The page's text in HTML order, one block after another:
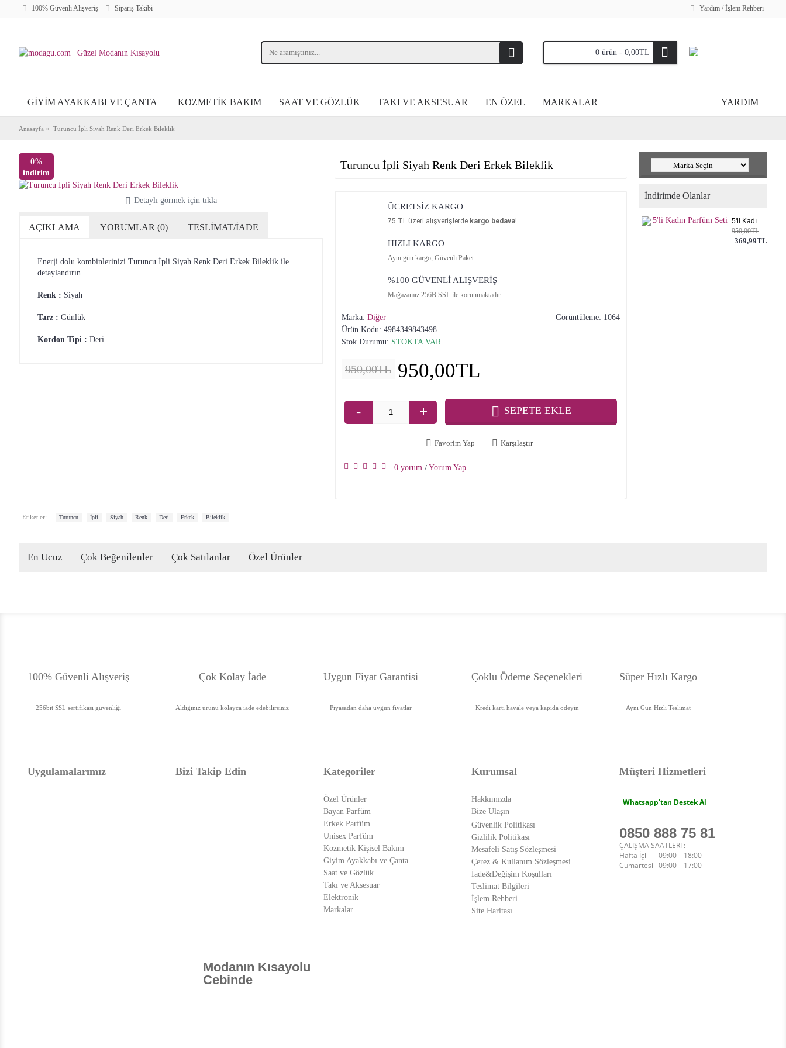
100% Güvenli Alışveriş Sipariş Takibi Yardım / İşlem Rehberi
0 ürün - 0,00TL
GİYİM AYAKKABI VE ÇANTA KOZMETİK BAKIM SAAT VE GÖZLÜK TAKI VE AKSESUAR EN ÖZEL MARKALAR YARDIM
Anasayfa Turuncu İpli Siyah Renk Deri Erkek Bileklik
İndirimde Olanlar
5'li Kadın Parfüm Seti
950,00TL
369,99TL
0%
indirim
Detaylı görmek için tıkla
AÇIKLAMA YORUMLAR (0) TESLİMAT/İADE
Enerji dolu kombinlerinizi Turuncu İpli Siyah Renk Deri Erkek Bileklik ile
detaylandırın.
Renk : Siyah
Tarz : Günlük
Kordon Tipi : Deri
Turuncu İpli Siyah Renk Deri Erkek Bileklik
ÜCRETSİZ KARGO
75 TL üzeri alışverişlerde kargo bedava!
HIZLI KARGO
Aynı gün kargo, Güvenli Paket.
%100 GÜVENLİ ALIŞVERİŞ
Mağazamız 256B SSL ile korunmaktadır.
Görüntüleme: 1064
Marka: Diğer
Ürün Kodu: 4984349843498
Stok Durumu: STOKTA VAR
950,00TL 950,00TL
- + SEPETE EKLE
Favorim Yap Karşılaştır
0 yorum / Yorum Yap
Etiketler: Turuncu İpli Siyah Renk Deri Erkek Bileklik
En Ucuz Çok Beğenilenler Çok Satılanlar Özel Ürünler
100% Güvenli Alışveriş
256bit SSL sertifikası güvenliği
Çok Kolay İade
Aldığınız ürünü kolayca iade edebilirsiniz
Uygun Fiyat Garantisi
Piyasadan daha uygun fiyatlar
Çoklu Ödeme Seçenekleri
Kredi kartı havale veya kapıda ödeyin
Süper Hızlı Kargo
Aynı Gün Hızlı Teslimat
Uygulamalarımız Bizi Takip Edin Kategoriler
Özel Ürünler
Bayan Parfüm
Erkek Parfüm
Unisex Parfüm
Kozmetik Kişisel Bakım
Giyim Ayakkabı ve Çanta
Saat ve Gözlük
Takı ve Aksesuar
Elektronik
Markalar
Kurumsal
Hakkımızda
Bize Ulaşın
Güvenlik Politikası
Gizlilik Politikası
Mesafeli Satış Sözleşmesi
Çerez & Kullanım Sözleşmesi
İade&Değişim Koşulları
Teslimat Bilgileri
İşlem Rehberi
Site Haritası
Müşteri Hizmetleri
Whatsapp'tan Destek Al
0850 888 75 81
ÇALIŞMA SAATLERİ :
Hafta İçi 09:00 – 18:00
Cumartesi 09:00 – 17:00
Modanın Kısayolu
Cebinde